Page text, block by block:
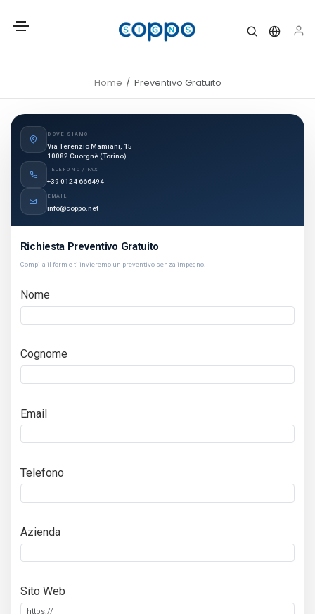
Home Preventivo Gratuito
DOVE SIAMO
Via Terenzio Mamiani, 15
10082 Cuorgnè (Torino)
TELEFONO / FAX
+39 0124 666494
EMAIL
info@coppo.net
Richiesta Preventivo Gratuito
Compila il form e ti invieremo un preventivo senza impegno.
Nome
Cognome
Email
Telefono
Azienda
Sito Web